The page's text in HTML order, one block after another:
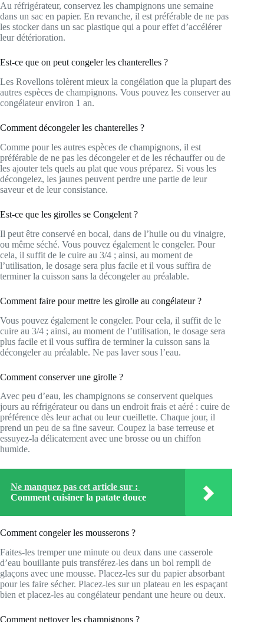
Au réfrigérateur, conservez les champignons une semaine
dans un sac en papier. En revanche, il est préférable de ne pas
les stocker dans un sac plastique qui a pour effet d’accélérer
leur détérioration.
Est-ce que on peut congeler les chanterelles ?
Les Rovellons tolèrent mieux la congélation que la plupart des
autres espèces de champignons. Vous pouvez les conserver au
congélateur environ 1 an.
Comment décongeler les chanterelles ?
Comme pour les autres espèces de champignons, il est
préférable de ne pas les décongeler et de les réchauffer ou de
les ajouter tels quels au plat que vous préparez. Si vous les
décongelez, les jaunes peuvent perdre une partie de leur
saveur et de leur consistance.
Est-ce que les girolles se Congelent ?
Il peut être conservé en bocal, dans de l’huile ou du vinaigre,
ou même séché. Vous pouvez également le congeler. Pour
cela, il suffit de le cuire au 3/4 ; ainsi, au moment de
l’utilisation, le dosage sera plus facile et il vous suffira de
terminer la cuisson sans la décongeler au préalable.
Comment faire pour mettre les girolle au congélateur ?
Vous pouvez également le congeler. Pour cela, il suffit de le
cuire au 3/4 ; ainsi, au moment de l’utilisation, le dosage sera
plus facile et il vous suffira de terminer la cuisson sans la
décongeler au préalable. Ne pas laver sous l’eau.
Comment conserver une girolle ?
Avec peu d’eau, les champignons se conservent quelques
jours au réfrigérateur ou dans un endroit frais et aéré : cuire de
préférence dès leur achat ou leur cueillette. Chaque jour, il
prend un peu de sa fine saveur. Coupez la base terreuse et
essuyez-la délicatement avec une brosse ou un chiffon
humide.
Ne manquez pas cet article sur :
Comment cuisiner la patate douce
Comment congeler les mousserons ?
Faites-les tremper une minute ou deux dans une casserole
d’eau bouillante puis transférez-les dans un bol rempli de
glaçons avec une mousse. Placez-les sur du papier absorbant
pour les faire sécher. Placez-les sur un plateau en les espaçant
bien et placez-les au congélateur pendant une heure ou deux.
Comment nettoyer les champignons ?